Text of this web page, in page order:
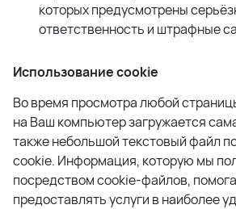
которых предусмотрены
ответственность и штрафные
Использование cookie
Во время просмотра любой
на Ваш компьютер загружается
также небольшой текстовый файл
cookie. Информация, которую мы
посредством cookie-файлов,
предоставлять услуги в наиболее